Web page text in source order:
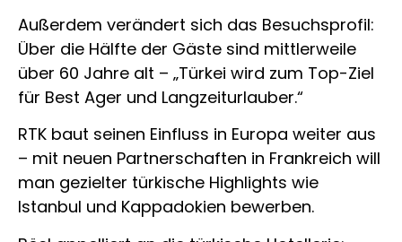
Außerdem verändert sich das Besuchsprofil:
Über die Hälfte der Gäste sind mittlerweile
über 60 Jahre alt – „Türkei wird zum Top-Ziel
für Best Ager und Langzeiturlauber.“
RTK baut seinen Einfluss in Europa weiter aus
– mit neuen Partnerschaften in Frankreich will
man gezielter türkische Highlights wie
Istanbul und Kappadokien bewerben.